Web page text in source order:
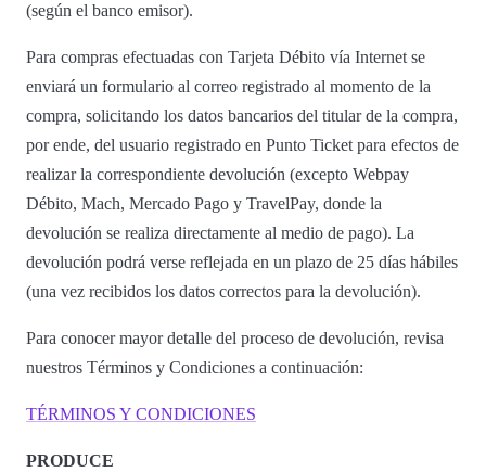
(según el banco emisor).
Para compras efectuadas con Tarjeta Débito vía Internet se
enviará un formulario al correo registrado al momento de la
compra, solicitando los datos bancarios del titular de la compra,
por ende, del usuario registrado en Punto Ticket para efectos de
realizar la correspondiente devolución (excepto Webpay
Débito, Mach, Mercado Pago y TravelPay, donde la
devolución se realiza directamente al medio de pago). La
devolución podrá verse reflejada en un plazo de 25 días hábiles
(una vez recibidos los datos correctos para la devolución).
Para conocer mayor detalle del proceso de devolución, revisa
nuestros Términos y Condiciones a continuación:
TÉRMINOS Y CONDICIONES
PRODUCE